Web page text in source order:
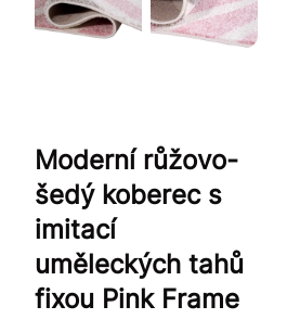
Moderní růžovo-
šedý koberec s
imitací
uměleckých tahů
fixou Pink Frame